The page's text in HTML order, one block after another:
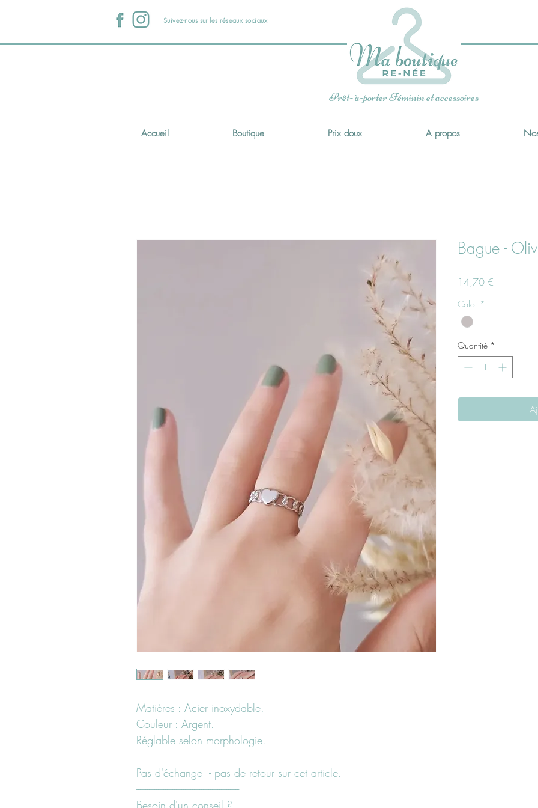
Suivez-nous sur les réseaux sociaux
Prêt- à-porter Féminin et accessoires
Accueil Boutique Prix doux A propos
Matières : Acier inoxydable.
Couleur : Argent.
Réglable selon morphologie.
---------------------------------------------------------
Pas d'échange - pas de retour sur cet article.
---------------------------------------------------------
Besoin d'un conseil ?
Bague -
14,70 €
Color *
Quantité *